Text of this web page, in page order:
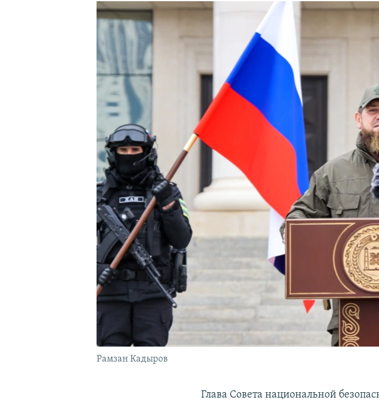
ПОДПИШИТЕСЬ НА РАССЫЛКУ
Рамзан Кадыров
Глава Совета национальной